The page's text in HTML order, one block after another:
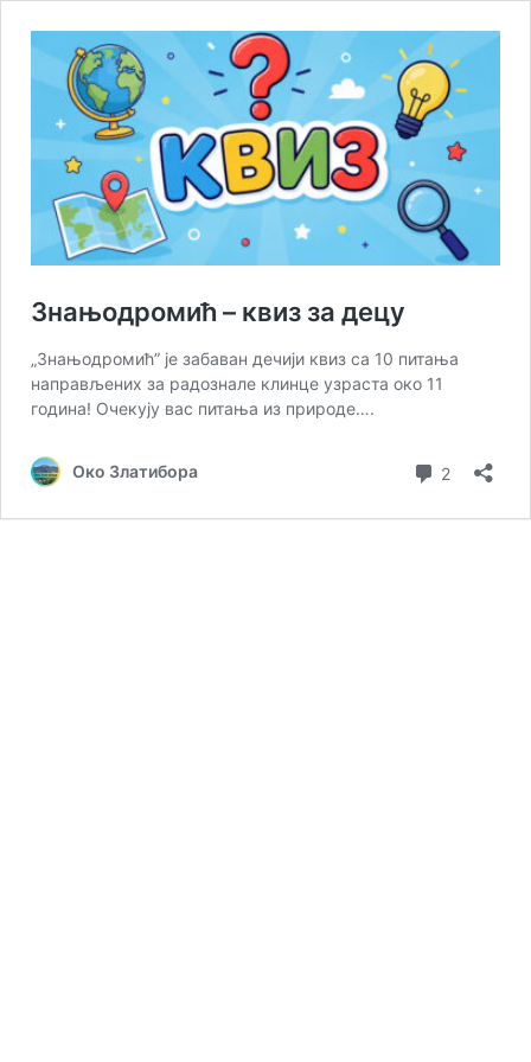
Знањодромић – квиз за децу
„Знањодромић” је забаван дечији квиз са 10 питања
направљених за радознале клинце узраста око 11
година! Очекују вас питања из природе….
Око Златибора 2